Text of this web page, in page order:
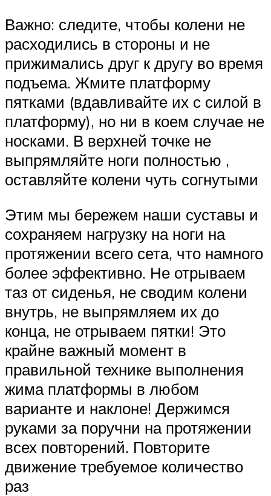
Важно: следите, чтобы колени не
расходились в стороны и не
прижимались друг к другу во время
подъема. Жмите платформу
пятками (вдавливайте их с силой в
платформу), но ни в коем случае не
носками. В верхней точке не
выпрямляйте ноги полностью ,
оставляйте колени чуть согнутыми
Этим мы бережем наши суставы и
сохраняем нагрузку на ноги на
протяжении всего сета, что намного
более эффективно. Не отрываем
таз от сиденья, не сводим колени
внутрь, не выпрямляем их до
конца, не отрываем пятки! Это
крайне важный момент в
правильной технике выполнения
жима платформы в любом
варианте и наклоне! Держимся
руками за поручни на протяжении
всех повторений. Повторите
движение требуемое количество
раз